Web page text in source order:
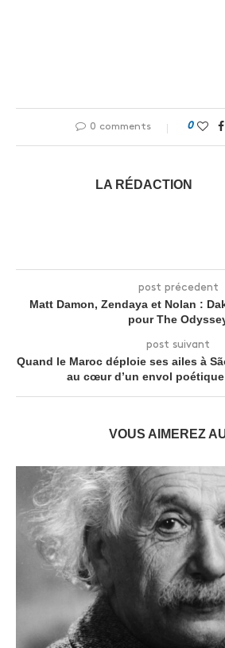
0 comments 0
LA RÉDACTION
post précedent
Matt Damon, Zendaya et Nolan :
pour The
post suivant
Quand le Maroc déploie ses ailes à
au cœur d’un envol
VOUS AIMEREZ